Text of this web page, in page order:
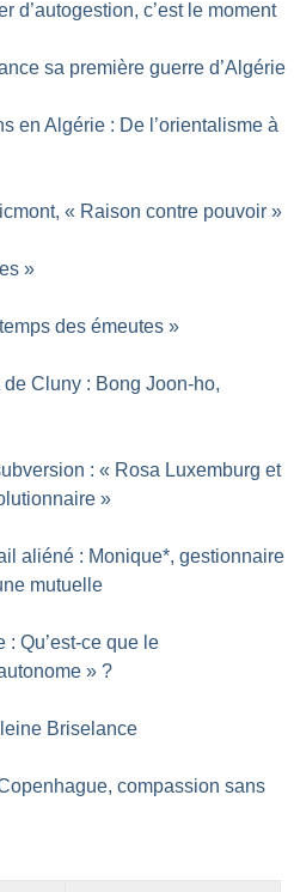
d’autogestion, c’est le moment
sa première guerre d’Algérie
en Algérie : De l’orientalisme à
« Raison contre pouvoir »
»
des émeutes »
Cluny : Bong Joon-ho,
: « Rosa Luxemburg et
»
aliéné : Monique*, gestionnaire
mutuelle
: Qu’est-ce que le
» ?
Briselance
compassion sans